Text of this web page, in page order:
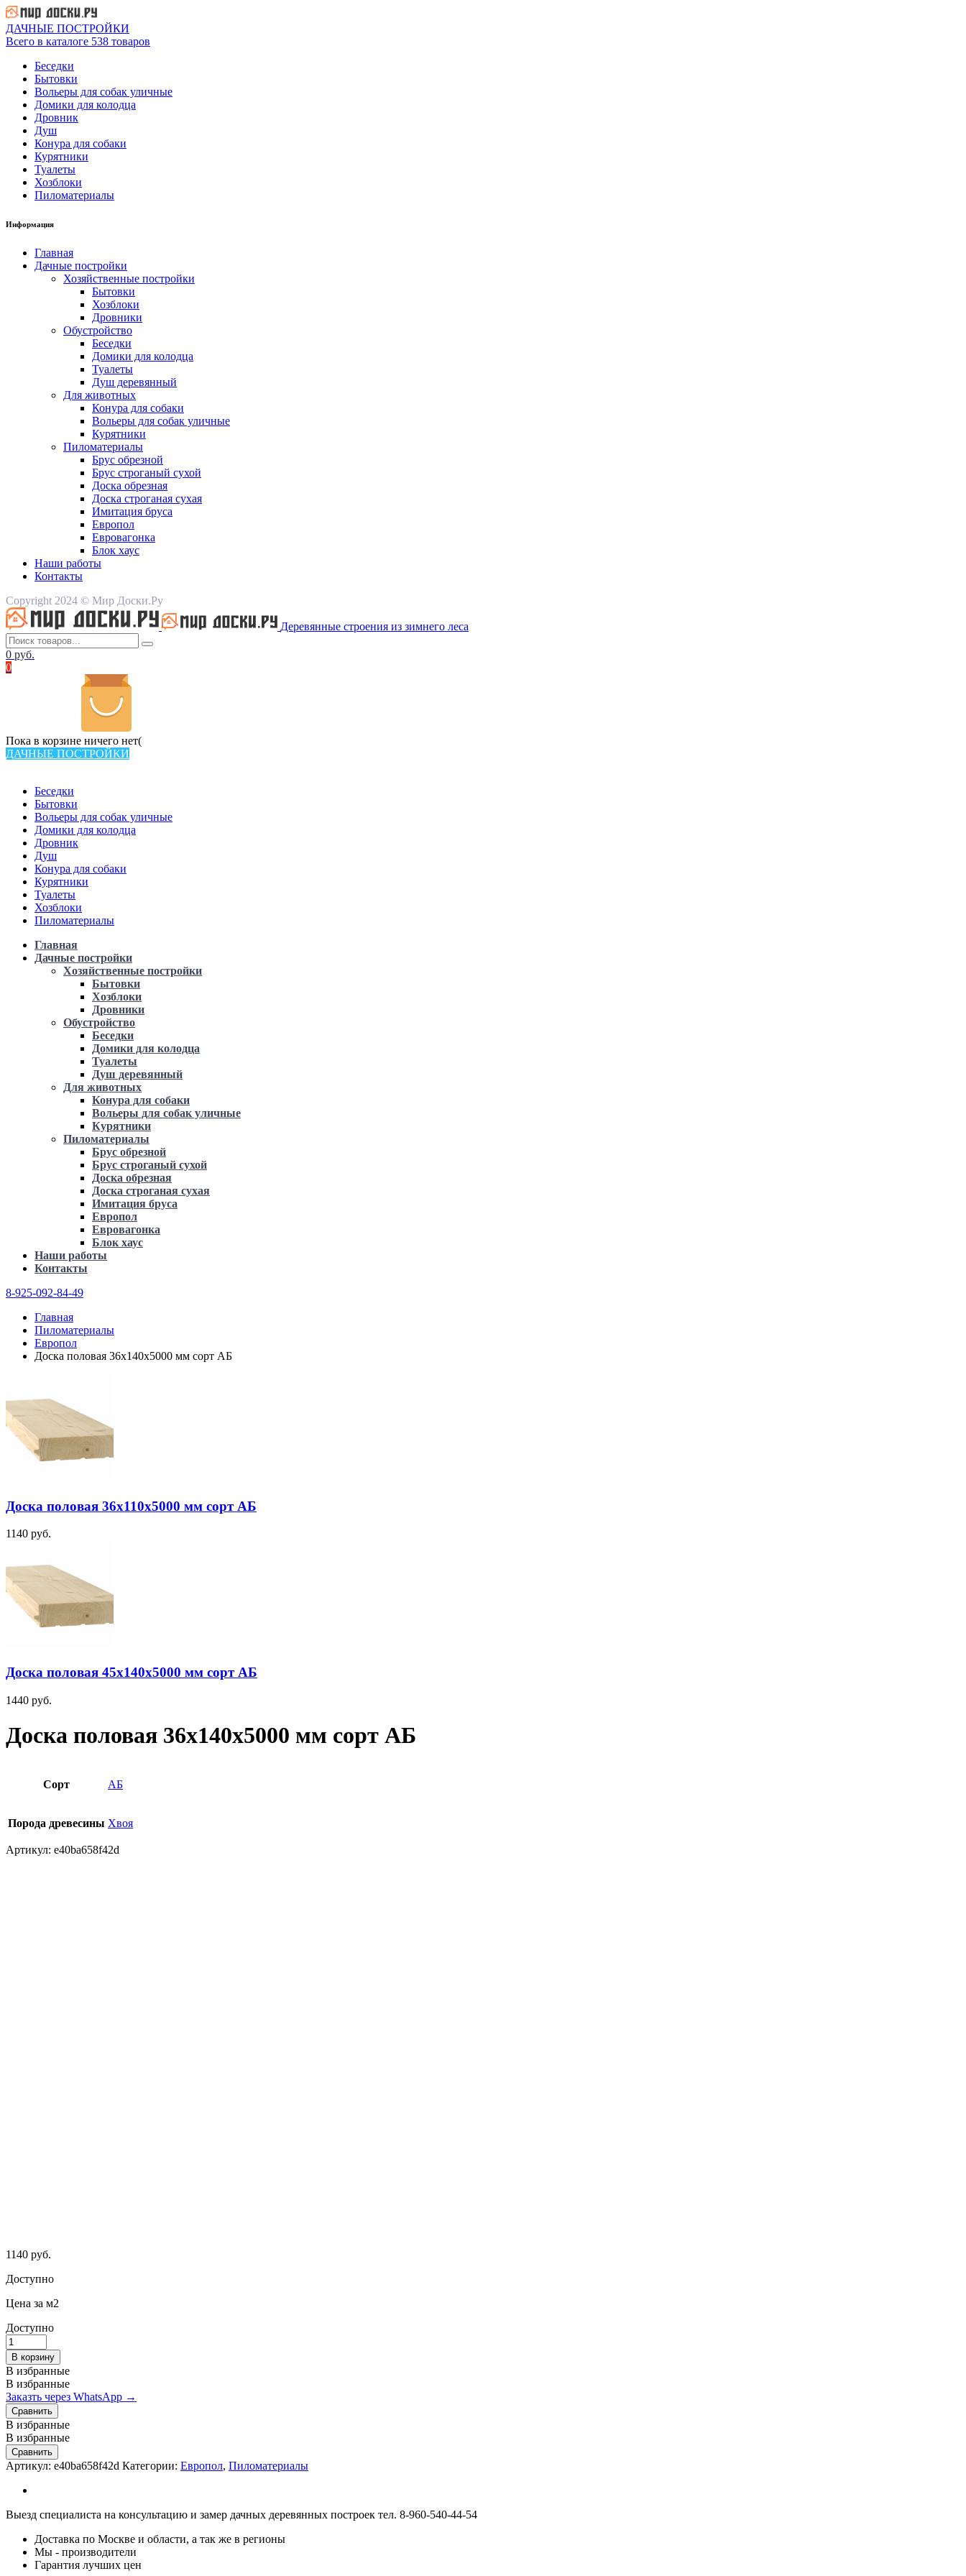
ДАЧНЫЕ ПОСТРОЙКИ
Всего в каталоге 538 товаров
Беседки
Бытовки
Вольеры для собак уличные
Домики для колодца
Дровник
Душ
Конура для собаки
Курятники
Туалеты
Хозблоки
Пиломатериалы
Информация
Главная
Дачные постройки
Хозяйственные постройки
Бытовки
Хозблоки
Дровники
Обустройство
Беседки
Домики для колодца
Туалеты
Душ деревянный
Для животных
Конура для собаки
Вольеры для собак уличные
Курятники
Пиломатериалы
Брус обрезной
Брус строганый сухой
Доска обрезная
Доска строганая сухая
Имитация бруса
Европол
Евровагонка
Блок хаус
Наши работы
Контакты
Copyright 2024 © Мир Доски.Ру
Деревянные строения из зимнего леса
0 руб.
0
Пока в корзине ничего нет(
ДАЧНЫЕ ПОСТРОЙКИ
Беседки
Бытовки
Вольеры для собак уличные
Домики для колодца
Дровник
Душ
Конура для собаки
Курятники
Туалеты
Хозблоки
Пиломатериалы
Главная
Дачные постройки
Хозяйственные постройки
Бытовки
Хозблоки
Дровники
Обустройство
Беседки
Домики для колодца
Туалеты
Душ деревянный
Для животных
Конура для собаки
Вольеры для собак уличные
Курятники
Пиломатериалы
Брус обрезной
Брус строганый сухой
Доска обрезная
Доска строганая сухая
Имитация бруса
Европол
Евровагонка
Блок хаус
Наши работы
Контакты
8-925-092-84-49
Главная
Пиломатериалы
Европол
Доска половая 36х140х5000 мм сорт АБ
Доска половая 36х110х5000 мм сорт АБ
1140 руб.
Доска половая 45х140х5000 мм сорт АБ
1440 руб.
Доска половая 36х140х5000 мм сорт АБ
Сорт АБ
Порода древесины Хвоя
Артикул: e40ba658f42d
1140 руб.
Доступно
Цена за м2
Доступно
Доска
половая
36х140х5000
мм
сорт
АБ
quantity
В корзину
В избранные
В избранные
Заказть через WhatsApp →
Сравнить
В избранные
В избранные
Сравнить
Артикул: e40ba658f42d Категории: Европол, Пиломатериалы
Выезд специалиста на консультацию и замер дачных деревянных построек тел. 8-960-540-44-54
Доставка по Москве и области, а так же в регионы
Мы - производители
Гарантия лучших цен